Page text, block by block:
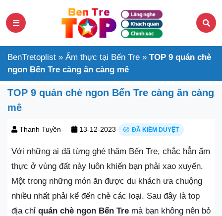
BenTretoplist » Ẩm thực tại Bến Tre » TOP 9 quán chè
ngon Bến Tre càng ăn càng mê
TOP 9 quán chè ngon Bến Tre càng ăn càng
mê
Thanh Tuyền 13-12-2023 ĐÃ KIỂM DUYỆT
Với những ai đã từng ghé thăm Bến Tre, chắc hẳn ẩm
thực ở vùng đất này luôn khiến bạn phải xao xuyến.
Một trong những món ăn được du khách ưa chuộng
nhiều nhất phải kể đến chè các loại. Sau đây là top
địa chỉ quán chè ngon Bến Tre mà bạn không nên bỏ